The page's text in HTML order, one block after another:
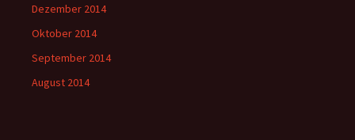
Dezember 2014
Oktober 2014
September 2014
August 2014